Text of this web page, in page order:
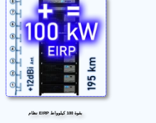
نظام EIRP بقوة 100 كيلوواط